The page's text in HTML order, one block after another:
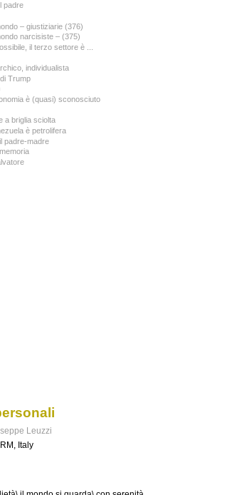
padre
– giustiziarie (376)
narcisiste – (375)
il terzo settore è ...
individualista
Trump
è (quasi) sconosciuto
a briglia sciolta
è petrolifera
padre-madre
Leuzzi
Italy